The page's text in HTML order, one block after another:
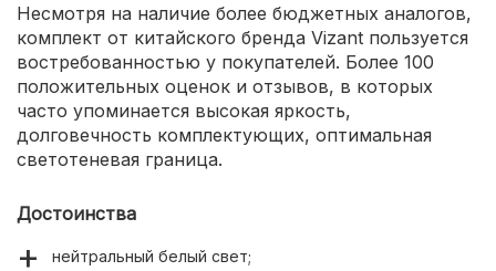
Несмотря на наличие более бюджетных аналогов,
комплект от китайского бренда Vizant пользуется
востребованностью у покупателей. Более 100
положительных оценок и отзывов, в которых
часто упоминается высокая яркость,
долговечность комплектующих, оптимальная
светотеневая граница.
Достоинства
нейтральный белый свет;